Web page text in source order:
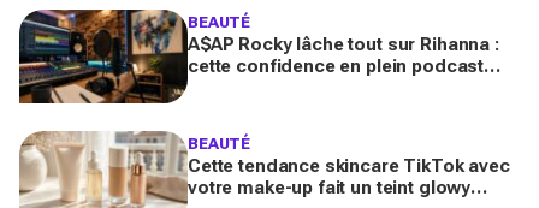
BEAUTÉ
A$AP Rocky lâche tout sur Rihanna :
cette confidence en plein podcast
BEAUTÉ
Cette tendance skincare TikTok avec
votre make-up fait un teint glowy